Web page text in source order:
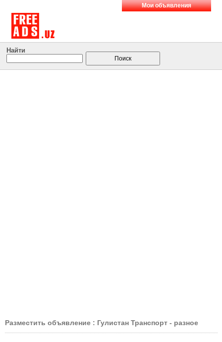
Мои объявления
Найти
Разместить объявление : Гулистан Транспорт - разное